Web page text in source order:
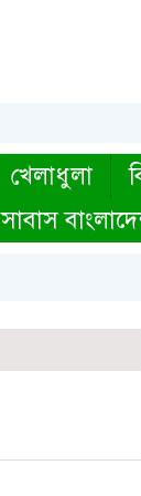
খেলাধুলা
সাবাস